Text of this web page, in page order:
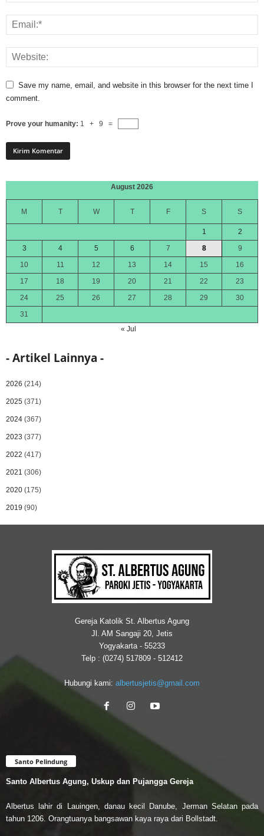
Save my name, email, and website in this browser for the next time I
comment.
Prove your humanity: 1 + 9 =
August 2026
M T W T F S S
1
2
3
4 5 6 7 8
9
10
11 12 13 14 15
16
17
18 19 20 21 22
23
24
25 26 27 28 29
30
31
« Jul
- Artikel Lainnya -
2026 (214)
2025 (371)
2024 (367)
2023 (377)
2022 (417)
2021 (306)
2020 (175)
2019 (90)
Gereja Katolik St. Albertus Agung
Jl. AM Sangaji 20, Jetis
Yogyakarta - 55233
Telp : (0274) 517809 - 512412
Hubungi kami: albertusjetis@gmail.com
Santo Pelindung
Santo Albertus Agung, Uskup dan Pujangga Gereja
Albertus lahir di Lauingen, danau kecil Danube, Jerman Selatan pada
tahun 1206. Orangtuanya bangsawan kaya raya dari Bollstadt.